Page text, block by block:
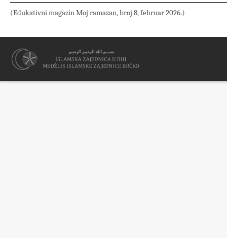
(Edukativni magazin Moj ramazan, broj 8, februar 2026.)